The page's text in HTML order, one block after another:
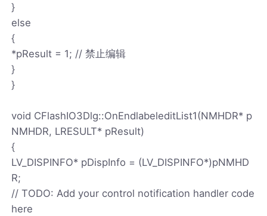
}
else
{
*pResult = 1; // 禁止编辑
}
}
void CFlashIO3Dlg::OnEndlabeleditList1(NMHDR* p
NMHDR, LRESULT* pResult)
{
LV_DISPINFO* pDispInfo = (LV_DISPINFO*)pNMHD
R;
// TODO: Add your control notification handler code
here